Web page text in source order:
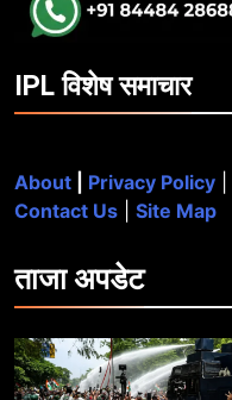
IPL विशेष समाचार
About Privacy Policy
Contact Us
Site Map
ताजाअपडेट